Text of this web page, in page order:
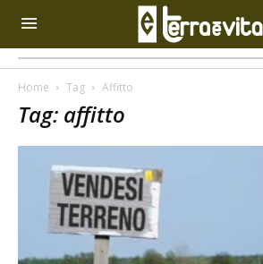
Home Tag Affitto
Tag: affitto